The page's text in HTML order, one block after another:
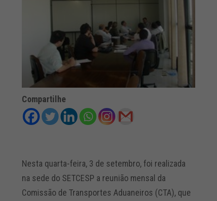
Compartilhe
Nesta quarta-feira, 3 de setembro, foi realizada
na sede do SETCESP a reunião mensal da
Comissão de Transportes Aduaneiros (CTA), que